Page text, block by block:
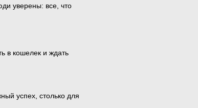
уверены: все, что
в кошелек и ждать
успех, столько для